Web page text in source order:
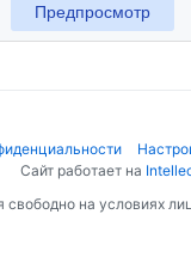
Сайт работает на
свободно на условиях